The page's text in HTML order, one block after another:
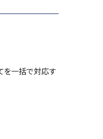
を一括で対応す